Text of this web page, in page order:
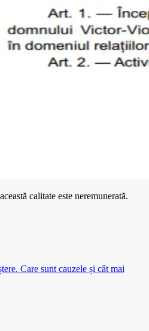
calitate este neremunerată.
Care sunt cauzele și cât mai